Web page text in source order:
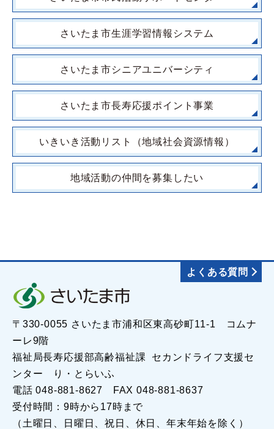
さいたま市生涯学習情報システム
さいたま市シニアユニバーシティ
さいたま市長寿応援ポイント事業
いきいき活動リスト（地域社会資源情報）
地域活動の仲間を募集したい
よくある質問
〒330-0055 さいたま市浦和区東高砂町11-1 コムナ
ーレ9階
福祉局長寿応援部高齢福祉課 セカンドライフ支援セ
ンター り・とらいふ
電話 048-881-8627 FAX 048-881-8637
受付時間：9時から17時まで
（土曜日、日曜日、祝日、休日、年末年始を除く）